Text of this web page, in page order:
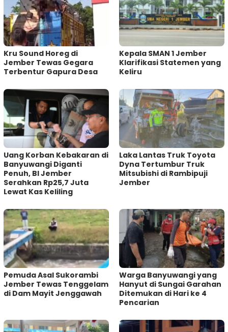
Kru Sound Horeg di
Jember Tewas Gegara
Terbentur Gapura Desa
Kepala SMAN 1 Jember
Klarifikasi Statemen yang
Keliru
Uang Korban Kebakaran di
Banyuwangi Diganti
Penuh, BI Jember
Serahkan Rp25,7 Juta
Lewat Kas Keliling
Laka Lantas Truk Toyota
Dyna Tertumbur Truk
Mitsubishi di Rambipuji
Jember
Pemuda Asal Sukorambi
Jember Tewas Tenggelam
di Dam Mayit Jenggawah
Warga Banyuwangi yang
Hanyut di Sungai Garahan
Ditemukan di Hari ke 4
Pencarian